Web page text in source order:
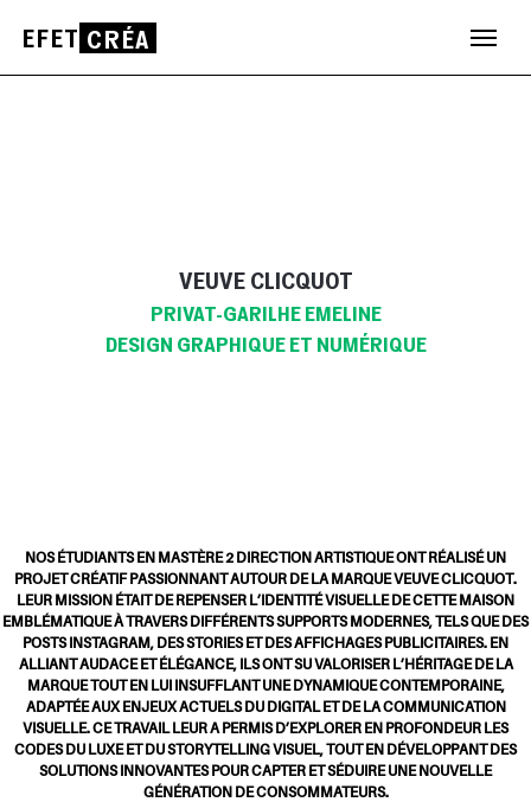
VEUVE CLICQUOT
PRIVAT-GARILHE EMELINE
DESIGN GRAPHIQUE ET NUMÉRIQUE
NOS ÉTUDIANTS EN MASTÈRE 2 DIRECTION ARTISTIQUE ONT RÉALISÉ UN
PROJET CRÉATIF PASSIONNANT AUTOUR DE LA MARQUE VEUVE CLICQUOT.
LEUR MISSION ÉTAIT DE REPENSER L’IDENTITÉ VISUELLE DE CETTE MAISON
EMBLÉMATIQUE À TRAVERS DIFFÉRENTS SUPPORTS MODERNES, TELS QUE DES
POSTS INSTAGRAM, DES STORIES ET DES AFFICHAGES PUBLICITAIRES. EN
ALLIANT AUDACE ET ÉLÉGANCE, ILS ONT SU VALORISER L’HÉRITAGE DE LA
MARQUE TOUT EN LUI INSUFFLANT UNE DYNAMIQUE CONTEMPORAINE,
ADAPTÉE AUX ENJEUX ACTUELS DU DIGITAL ET DE LA COMMUNICATION
VISUELLE. CE TRAVAIL LEUR A PERMIS D’EXPLORER EN PROFONDEUR LES
CODES DU LUXE ET DU STORYTELLING VISUEL, TOUT EN DÉVELOPPANT DES
SOLUTIONS INNOVANTES POUR CAPTER ET SÉDUIRE UNE NOUVELLE
GÉNÉRATION DE CONSOMMATEURS.
EFET CRÉA